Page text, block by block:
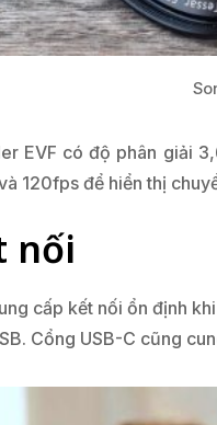
EVF có độ phân
120fps để hiển thị
nối
cấp kết nối ổn định
Cổng USB-C cũng